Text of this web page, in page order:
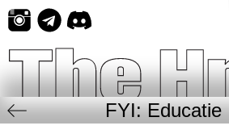
Skip
content
FYI: Educatie